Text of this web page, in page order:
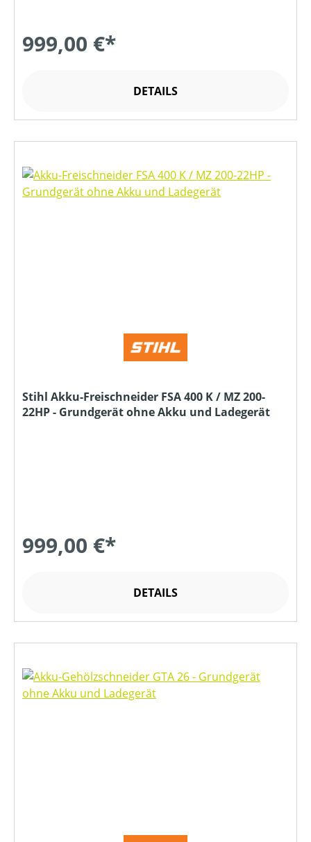
999,00 €*
DETAILS
Stihl Akku-Freischneider FSA 400 K / MZ 200-
22HP - Grundgerät ohne Akku und Ladegerät
999,00 €*
DETAILS